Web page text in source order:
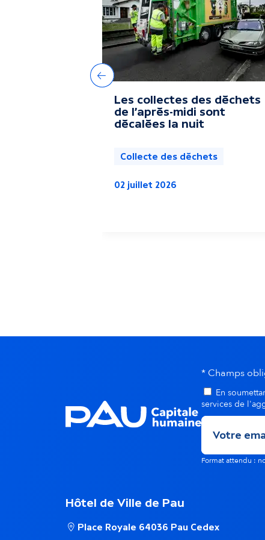
t
r
e
i
é
a
Précédent
Les collectes des déchets
de l'après-midi sont
décalées la nuit
Collecte des déchets
02 juillet 2026
* Champs
En
services de
Format attendu :
Hôtel de Ville de Pau
Place Royale 64036 Pau Cedex